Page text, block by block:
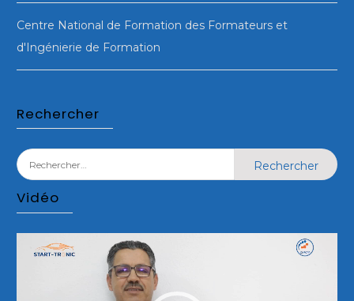
Centre National de Formation des Formateurs et
d'Ingénierie de Formation
Rechercher
Rechercher :
Vidéo
Lecteur